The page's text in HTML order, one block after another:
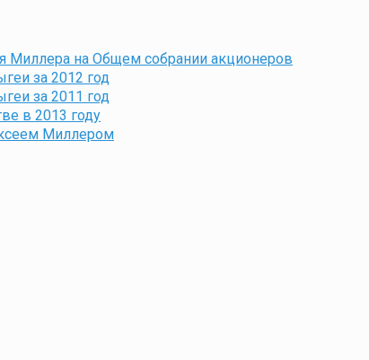
Миллера на Общем собрании акционеров
за 2012 год
за 2011 год
в 2013 году
Миллером